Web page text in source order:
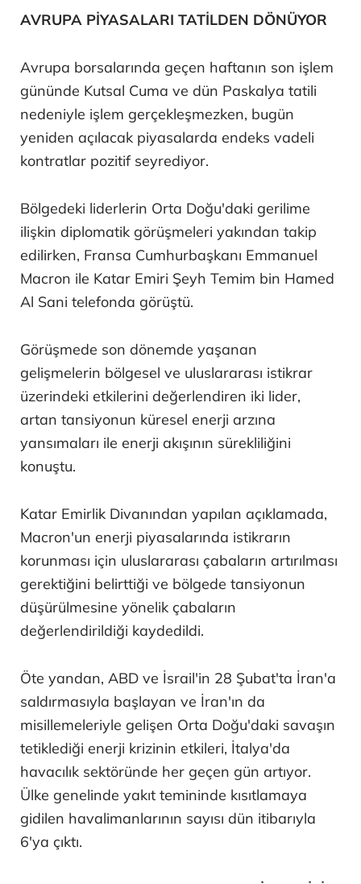
AVRUPA PİYASALARI TATİLDEN DÖNÜYOR
Avrupa borsalarında geçen haftanın son işlem
gününde Kutsal Cuma ve dün Paskalya tatili
nedeniyle işlem gerçekleşmezken, bugün
yeniden açılacak piyasalarda endeks vadeli
kontratlar pozitif seyrediyor.
Bölgedeki liderlerin Orta Doğu'daki gerilime
ilişkin diplomatik görüşmeleri yakından takip
edilirken, Fransa Cumhurbaşkanı Emmanuel
Macron ile Katar Emiri Şeyh Temim bin Hamed
Al Sani telefonda görüştü.
Görüşmede son dönemde yaşanan
gelişmelerin bölgesel ve uluslararası istikrar
üzerindeki etkilerini değerlendiren iki lider,
artan tansiyonun küresel enerji arzına
yansımaları ile enerji akışının sürekliliğini
konuştu.
Katar Emirlik Divanından yapılan açıklamada,
Macron'un enerji piyasalarında istikrarın
korunması için uluslararası çabaların artırılması
gerektiğini belirttiği ve bölgede tansiyonun
düşürülmesine yönelik çabaların
değerlendirildiği kaydedildi.
Öte yandan, ABD ve İsrail'in 28 Şubat'ta İran'a
saldırmasıyla başlayan ve İran'ın da
misillemeleriyle gelişen Orta Doğu'daki savaşın
tetiklediği enerji krizinin etkileri, İtalya'da
havacılık sektöründe her geçen gün artıyor.
Ülke genelinde yakıt temininde kısıtlamaya
gidilen havalimanlarının sayısı dün itibarıyla
6'ya çıktı.